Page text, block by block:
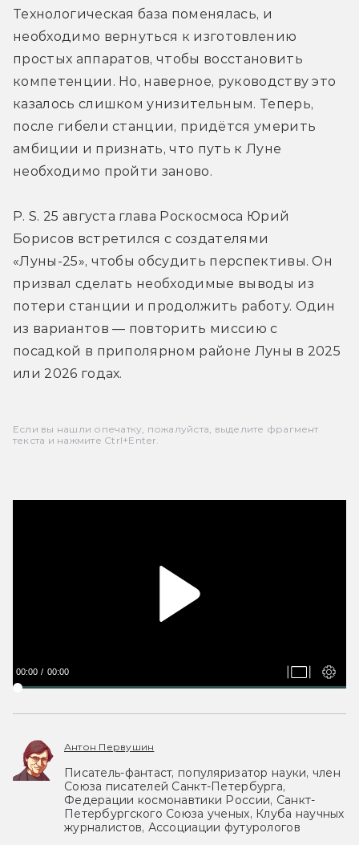
Технологическая база поменялась, и
необходимо вернуться к изготовлению
простых аппаратов, чтобы восстановить
компетенции. Но, наверное, руководству это
казалось слишком унизительным. Теперь,
после гибели станции, придётся умерить
амбиции и признать, что путь к Луне
необходимо пройти заново.
P. S. 25 августа глава Роскосмоса Юрий
Борисов встретился с создателями
«Луны-25», чтобы обсудить перспективы. Он
призвал сделать необходимые выводы из
потери станции и продолжить работу. Один
из вариантов — повторить миссию с
посадкой в приполярном районе Луны в 2025
или 2026 годах.
Если вы нашли опечатку, пожалуйста, выделите фрагмент
текста и нажмите Ctrl+Enter.
00:00 00:00
Антон Первушин
Писатель-фантаст, популяризатор науки, член
Союза писателей Санкт-Петербурга,
Федерации космонавтики России, Санкт-
Петербургского Союза ученых, Клуба научных
журналистов, Ассоциации футурологов